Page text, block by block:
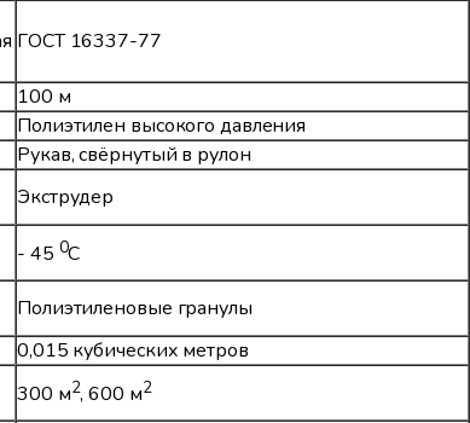
ГОСТ 16337-77
100 м
Полиэтилен высокого давления
Рукав, свёрнутый в рулон
Экструдер
- 45 0С
Полиэтиленовые гранулы
0,015 кубических метров
300 м2, 600 м2